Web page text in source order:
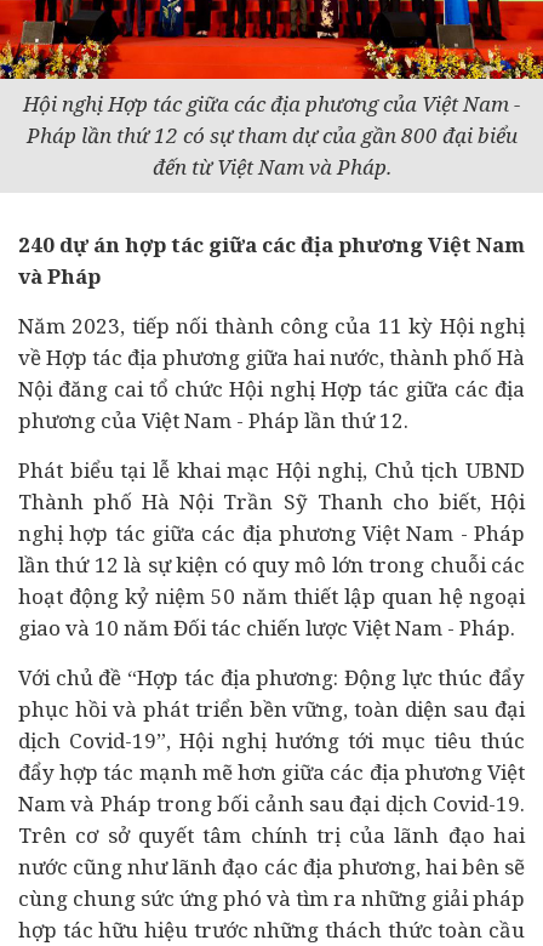
Hội nghị Hợp tác giữa các địa phương của Việt Nam -
Pháp lần thứ 12 có sự tham dự của gần 800 đại biểu
đến từ Việt Nam và Pháp.
240 dự ánhợp tác giữa các địa phươngViệt Nam
và Pháp
Năm 2023, tiếp nối thành công của 11 kỳ Hội nghị
về Hợp tác địa phương giữa hai nước, thành phố Hà
Nội đăng cai tổ chức Hội nghị Hợp tác giữa các địa
phương của Việt Nam - Pháp lần thứ 12.
Phát biểu tại lễ khai mạc Hội nghị, Chủ tịch UBND
Thành phố Hà Nội Trần Sỹ Thanh cho biết, Hội
nghị hợp tác giữa các địa phương Việt Nam - Pháp
lần thứ 12 là sự kiện có quy mô lớn trong chuỗi các
hoạt động kỷ niệm 50 năm thiết lập quan hệ ngoại
giao và 10 năm Đối tác chiến lược Việt Nam - Pháp.
Với chủ đề “Hợp tác địa phương: Động lực thúc đẩy
phục hồi và phát triển bền vững, toàn diện sau đại
dịch Covid-19”, Hội nghị hướng tới mục tiêu thúc
đẩy hợp tác mạnh mẽ hơn giữa các địa phương Việt
Nam và Pháp trong bối cảnh sau đại dịch Covid-19.
Trên cơ sở quyết tâm chính trị của lãnh đạo hai
nước cũng như lãnh đạo các địa phương, hai bên sẽ
cùng chung sức ứng phó và tìm ra những giải pháp
hợp tác hữu hiệu trước những thách thức toàn cầu